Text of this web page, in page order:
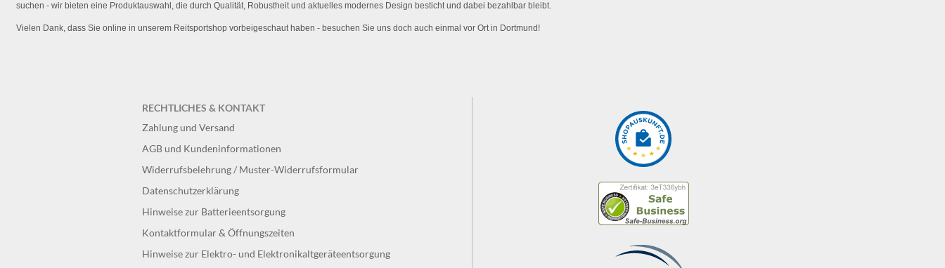
suchen - wir bieten eine Produktauswahl, die durch Qualität, Robustheit und aktuelles modernes Design besticht und dabei bezahlbar bleibt.
Vielen Dank, dass Sie online in unserem Reitsportshop vorbeigeschaut haben - besuchen Sie uns doch auch einmal vor Ort in Dortmund!
RECHTLICHES & KONTAKT
Zahlung und Versand
AGB und Kundeninformationen
Widerrufsbelehrung / Muster-Widerrufsformular
Datenschutzerklärung
Hinweise zur Batterieentsorgung
Kontaktformular & Öffnungszeiten
Hinweise zur Elektro- und Elektronikaltgeräteentsorgung